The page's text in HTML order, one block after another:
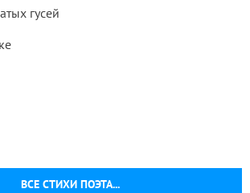
ВСЕ СТИХИ ПОЭТА...
гусей